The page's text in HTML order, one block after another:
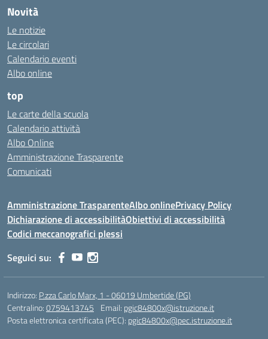
Novità
Le notizie
Le circolari
Calendario eventi
Albo online
top
Le carte della scuola
Calendario attività
Albo Online
Amministrazione Trasparente
Comunicati
Amministrazione TrasparenteAlbo onlinePrivacy Policy
Dichiarazione di accessibilitàObiettivi di accessibilità
Codici meccanografici plessi
Seguici su:
Indirizzo: P.zza Carlo Marx, 1 - 06019 Umbertide (PG)
Centralino:0759413745 Email: pgic84800x@istruzione.it
Posta elettronica certificata (PEC): pgic84800x@pec.istruzione.it